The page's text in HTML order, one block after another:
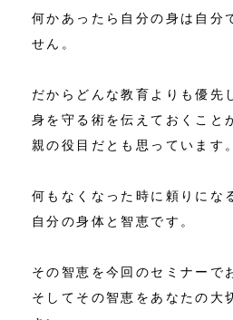
何かあったら自分の身は自分
せん。
だからどんな教育よりも優先
身を守る術を伝えておくこと
親の役目だとも思っています。
何もなくなった時に頼りにな
自分の身体と智恵です。
その智恵を今回のセミナーで
そしてその智恵をあなたの大